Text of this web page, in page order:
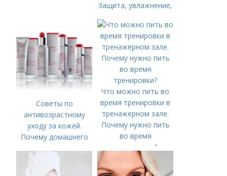
Защита, увлажнение,
Советы по
антивозрастному
уходу за кожей.
Почему домашнего
Что можно пить во
время тренировки в
тренажерном зале.
Почему нужно пить
во время
тренировки?